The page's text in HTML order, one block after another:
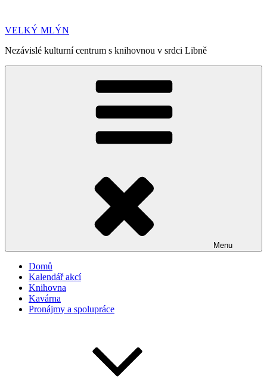
obsahu
VELKÝ MLÝN
Nezávislé kulturní centrum s knihovnou v srdci Libně
Menu
Domů
Kalendář akcí
Knihovna
Kavárna
Pronájmy a spolupráce